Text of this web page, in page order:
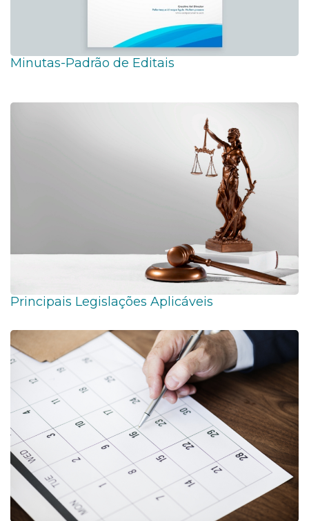
Minutas-Padrão de Editais
Principais Legislações Aplicáveis